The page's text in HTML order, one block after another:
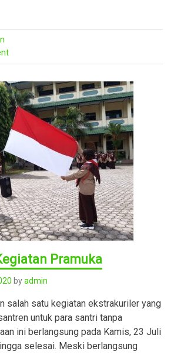
Pramuka
byadmin
salah satu kegiatan ekstrakuriler yang
untuk para santri tanpa
ini berlangsung pada Kamis, 23 Juli
selesai. Meski berlangsung